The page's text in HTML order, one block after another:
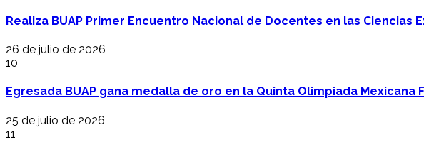
Realiza BUAP Primer Encuentro Nacional de Docentes en las
26 de julio de 2026
10
Egresada BUAP gana medalla de oro en la Quinta Olimpiada
25 de julio de 2026
11